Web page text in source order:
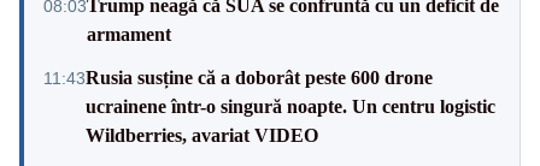
08:03Trump neagă că SUA se confruntă cu un deficit de
armament
11:43Rusia susține că a doborât peste 600 drone
ucrainene într-o singură noapte. Un centru logistic
Wildberries, avariat VIDEO